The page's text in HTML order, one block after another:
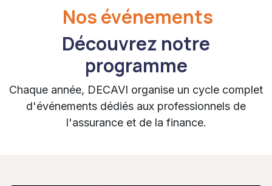
Nos événements
Découvrez notre
programme
Chaque année, DECAVI organise un cycle complet
d'événements dédiés aux professionnels de
l'assurance et de la finance.